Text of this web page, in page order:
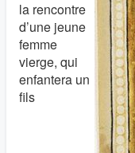
la rencontre
d’une jeune
femme
vierge, qui
enfantera un
fils